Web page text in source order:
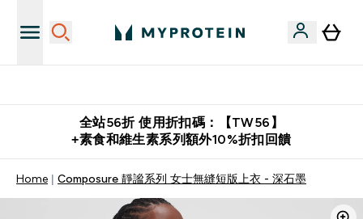
全站56折 使用折扣碼：【TW56】
+素食和維生素系列額外10%折扣回饋
Home Composure 靜謐系列 女士無縫短版上衣 - 深石墨